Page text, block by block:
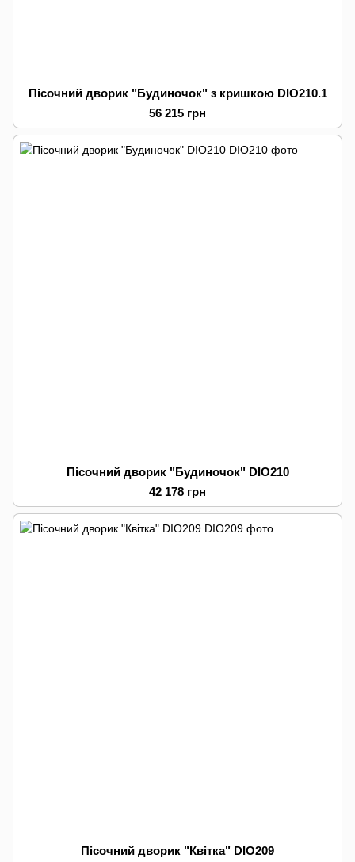
Пісочний дворик "Будиночок" з кришкою DIO210.1
56 215 грн
Пісочний дворик "Будиночок" DIO210
42 178 грн
Пісочний дворик "Квітка" DIO209